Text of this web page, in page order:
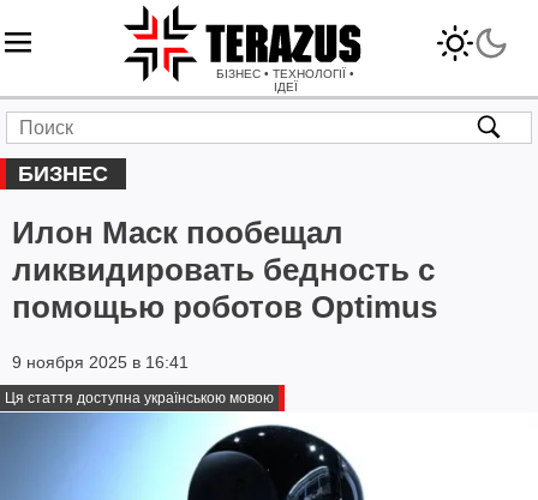
БІЗНЕС • ТЕХНОЛОГІЇ •
ІДЕЇ
БИЗНЕС
Илон Маск пообещал
ликвидировать бедность с
помощью роботов Optimus
9 ноября 2025 в 16:41
Ця стаття доступна українською мовою